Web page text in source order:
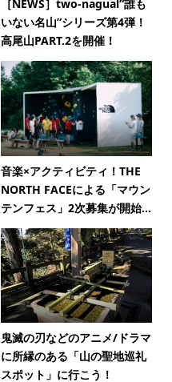
［NEWS］two-nagual“誰も
いない名山”シリーズ第4弾！
高尾山PART.2を開催！
音楽×アクティビティ！THE
NORTH FACEによる「マウン
テンフェス」2次募集が開始...
鬼滅の刃などのアニメ/ドラマ
に所縁のある「山の聖地巡礼
スポット」に行こう！